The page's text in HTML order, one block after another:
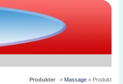
Produkter » Massage » Produkt